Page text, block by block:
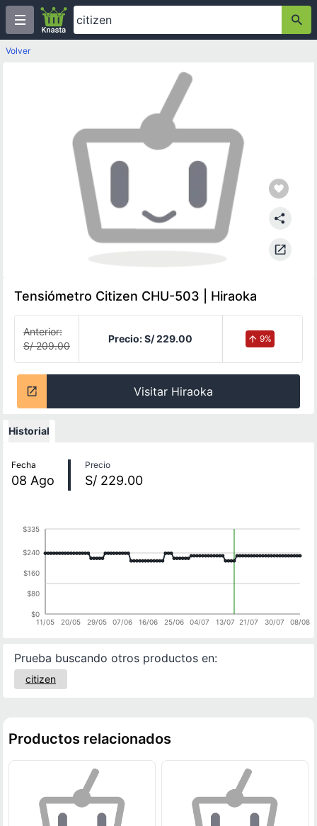
Volver
Tensiómetro Citizen CHU-503 | Hiraoka
Anterior:
S/ 209.00
Precio:S/ 229.00 9%
Visitar Hiraoka
Historial
Fecha
08 Ago
Precio
S/ 229.00
11/05 20/05 29/05 07/06 16/06 25/06 04/07 13/07 21/07 30/07 08/08
$0
$80
$160
$240
$335
Prueba buscando otros productos en:
citizen
Productos relacionados